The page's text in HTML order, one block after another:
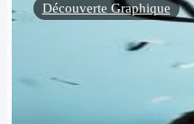
Découverte Graphique